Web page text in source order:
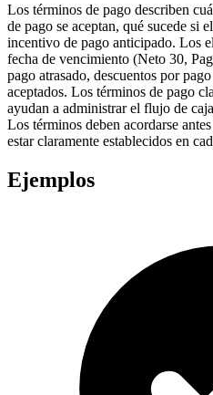
Los términos de pago describen
de pago se aceptan, qué sucede si
incentivo de pago anticipado. Los
fecha de vencimiento (Neto 30,
pago atrasado, descuentos por
aceptados. Los términos de pago
ayudan a administrar el flujo de
Los términos deben acordarse
estar claramente establecidos en
Ejemplos